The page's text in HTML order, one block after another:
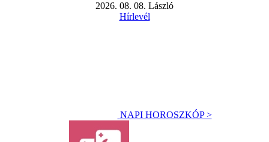
2026. 08. 08. László
Hírlevél
NAPI HOROSZKÓP >